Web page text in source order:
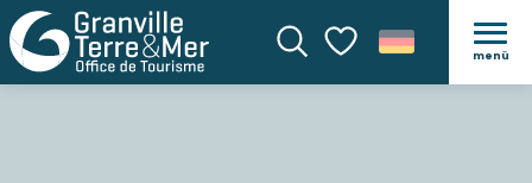
SucheVoir les favoris
menü